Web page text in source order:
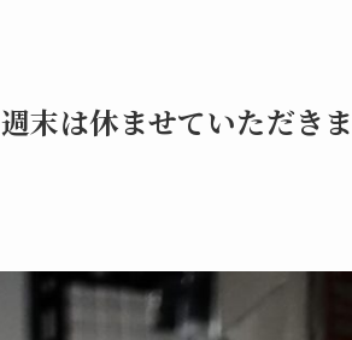
週末は休ませていただき